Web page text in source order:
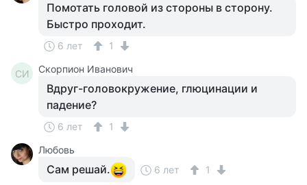
Помотать головой из стороны в сторону.
Быстро проходит.
6 лет 1
СИ Скорпион Иванович
Вдруг-головокружение, глюцинации и
падение?
6 лет
1
Любовь
Сам решай. 6 лет 1